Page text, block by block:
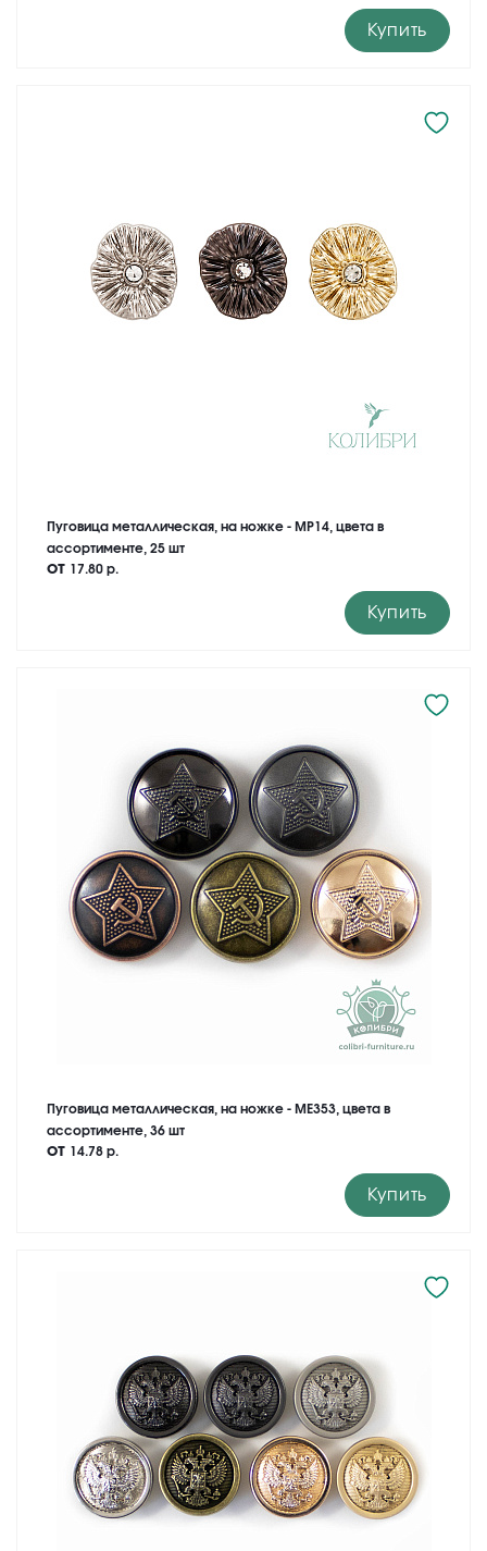
Купить
Пуговица металлическая, на ножке - MP14, цвета в
ассортименте, 25 шт
от 17.80 р.
Купить
Пуговица металлическая, на ножке - ME353, цвета в
ассортименте, 36 шт
от 14.78 р.
Купить